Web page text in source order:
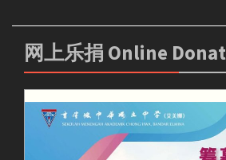
网上乐捐 Online